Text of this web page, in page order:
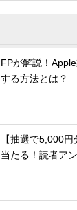
FPが解説！
する方法とは？
【抽選で5,000
当たる！読者ア